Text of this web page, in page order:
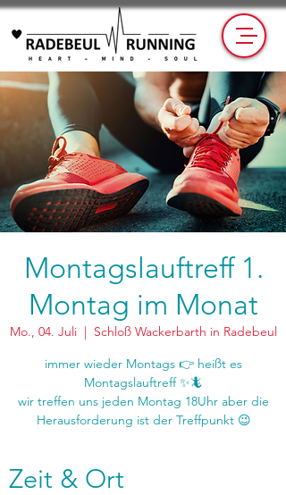
Montagslauftreff 1.
Montag im Monat
Mo., 04. Juli
  |
Schloß Wackerbarth in Radebeul
immer wieder Montags 👉 heißt es
Montagslauftreff ✨🦎
wir treffen uns jeden Montag 18Uhr aber die
Zeit & Ort